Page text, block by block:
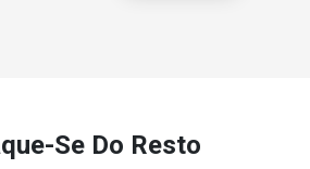
Se Do Resto